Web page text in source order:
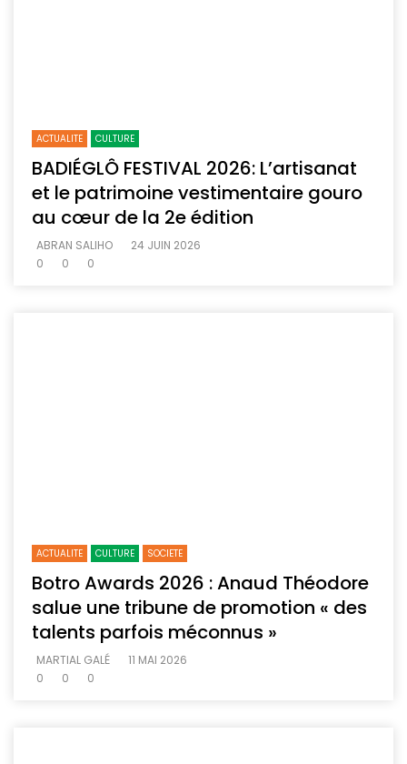
ACTUALITE CULTURE
BADIÉGLÔ FESTIVAL 2026: L’artisanat
et le patrimoine vestimentaire gouro
au cœur de la 2e édition
ABRAN SALIHO
24 JUIN 2026
0
0 0
ACTUALITE CULTURE SOCIETE
Botro Awards 2026 : Anaud Théodore
salue une tribune de promotion « des
talents parfois méconnus »
MARTIAL GALÉ
11 MAI 2026
0
0 0